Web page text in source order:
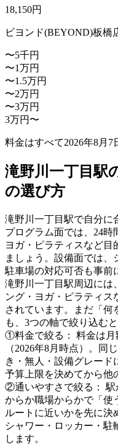
18,150円
ビヨンド(BEYOND)板橋
〜5千円
〜1万円
〜1.5万円
〜2万円
〜3万円
3万円〜
料金はすべて2026年8月7
滝野川一丁目駅
の選び方
滝野川一丁目駅で自分に
プログラム面では、24時
ヨガ・ピラティスなど目
ましょう。設備面では、
駐車場の対応可否も事前
滝野川一丁目駅周辺には
ング・ヨガ・ピラティス
されています。まだ「何
も、3つの軸で絞り込む
①料金で絞る：
料金は月
（2026年8月時点）。同
き・無人・設備グレード
予算上限を決めてから他
②通いやすさで絞る：
駅
からか職場からかで「使
ルートに近いかを先に決
シャワー・ロッカー・駐
します。